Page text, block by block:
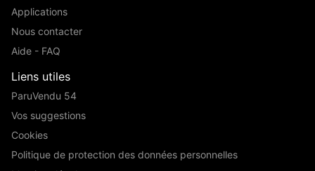
Applications
Nous contacter
Aide - FAQ
Liens utiles
ParuVendu 54
Vos suggestions
Cookies
Politique de protection des données personnelles